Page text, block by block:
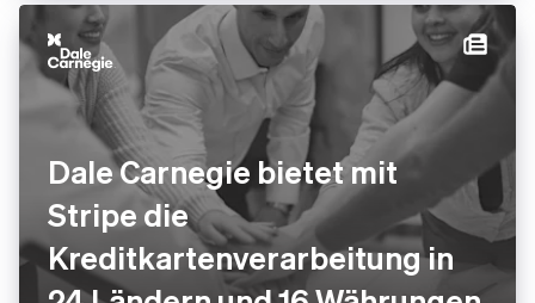
Dale Carnegie bietet mit
Stripe die
Kreditkartenverarbeitung in